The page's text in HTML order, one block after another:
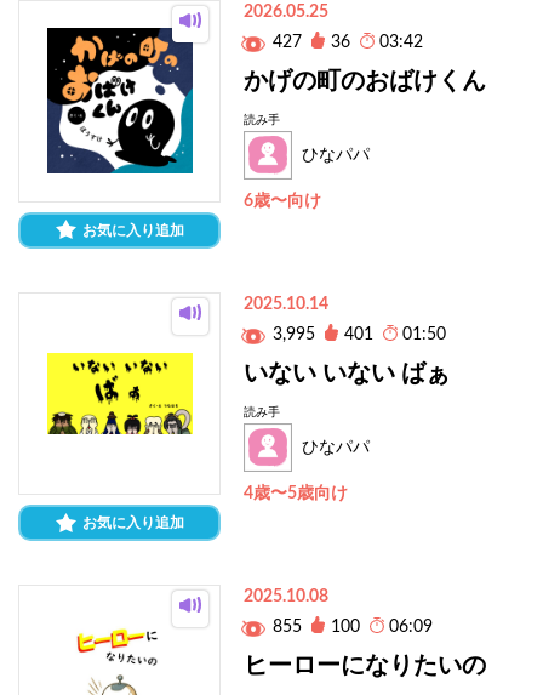
お気に入り追加
2026.05.25
427
36 03:42
かげの町のおばけくん
読み手
ひなパパ
6歳〜向け
お気に入り追加
2025.10.14
3,995
401 01:50
いない いない ばぁ
読み手
ひなパパ
4歳〜5歳向け
2025.10.08
855
100 06:09
ヒーローになりたいの